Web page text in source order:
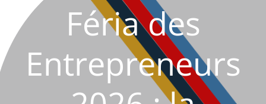
Féria des
Entrepreneurs